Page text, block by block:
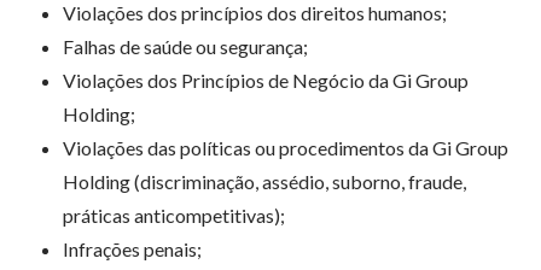
Violações dos princípios dos direitos humanos;
Falhas de saúde ou segurança;
Violações dos Princípios de Negócio da Gi Group
Holding;
Violações das políticas ou procedimentos da Gi Group
Holding (discriminação, assédio, suborno, fraude,
práticas anticompetitivas);
Infrações penais;